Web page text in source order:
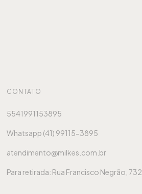
CONTATO
5541991153895
Whatsapp (41) 99115-3895
atendimento@milkes.com.br
Para retirada: Rua Francisco Negrão, 732